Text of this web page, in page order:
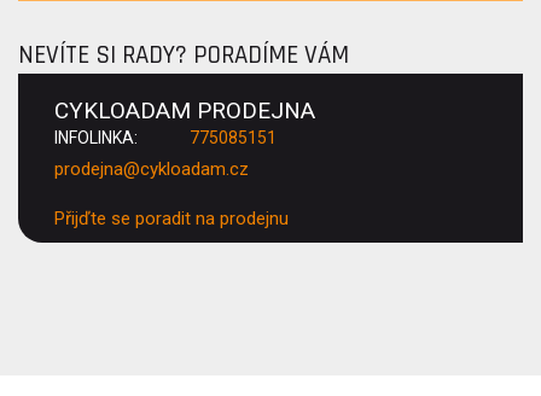
NEVÍTE SI RADY? PORADÍME VÁM
CYKLOADAM PRODEJNA
INFOLINKA: 775085151
prodejna@cykloadam.cz
Přijďte se poradit na prodejnu